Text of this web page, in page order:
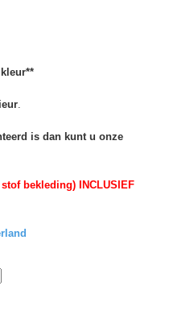
.
is dan kunt u onze
bekleding) INCLUSIEF